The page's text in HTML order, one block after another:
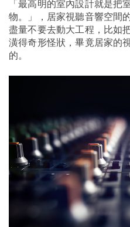
「最高明的室內設計就是
物。」，居家視聽音響空間
盡量不要去動大工程，比如
潢得奇形怪狀，畢竟居家的
的。